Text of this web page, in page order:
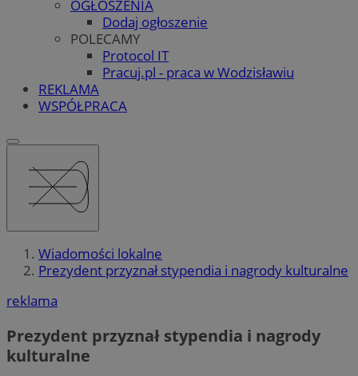
OGŁOSZENIA
Dodaj ogłoszenie
POLECAMY
Protocol IT
Pracuj.pl - praca w Wodzisławiu
REKLAMA
WSPÓŁPRACA
Wiadomości lokalne
Prezydent przyznał stypendia i nagrody kulturalne
reklama
Prezydent przyznał stypendia i nagrody
kulturalne